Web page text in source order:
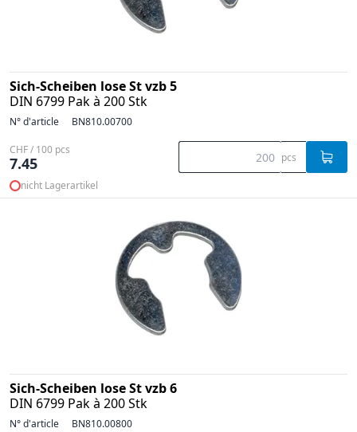
Sich-Scheiben lose St vzb 5
DIN 6799 Pak à 200 Stk
N° d'article BN810.00700
CHF / 100 pcs
7.45 pcs
nicht Lagerartikel
Sich-Scheiben lose St vzb 6
DIN 6799 Pak à 200 Stk
N° d'article BN810.00800